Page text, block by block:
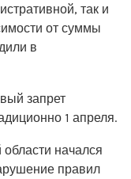
так и
от суммы
в
запрет
1 апреля.
области начался
правил